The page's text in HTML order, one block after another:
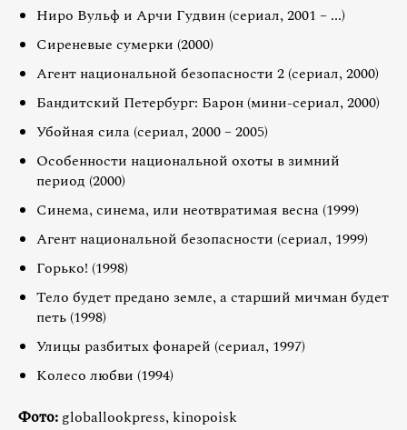
Ниро Вульф и Арчи Гудвин (сериал, 2001 – ...)
Сиреневые сумерки (2000)
Агент национальной безопасности 2 (сериал, 2000)
Бандитский Петербург: Барон (мини-сериал, 2000)
Убойная сила (сериал, 2000 – 2005)
Особенности национальной охоты в зимний
период (2000)
Синема, синема, или неотвратимая весна (1999)
Агент национальной безопасности (сериал, 1999)
Горько! (1998)
Тело будет предано земле, а старший мичман будет
петь (1998)
Улицы разбитых фонарей (сериал, 1997)
Колесо любви (1994)
Фото: globallookpress, kinopoisk